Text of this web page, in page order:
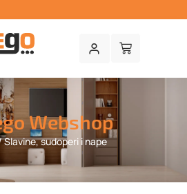
Webshop
Slavine, sudoperi i nape